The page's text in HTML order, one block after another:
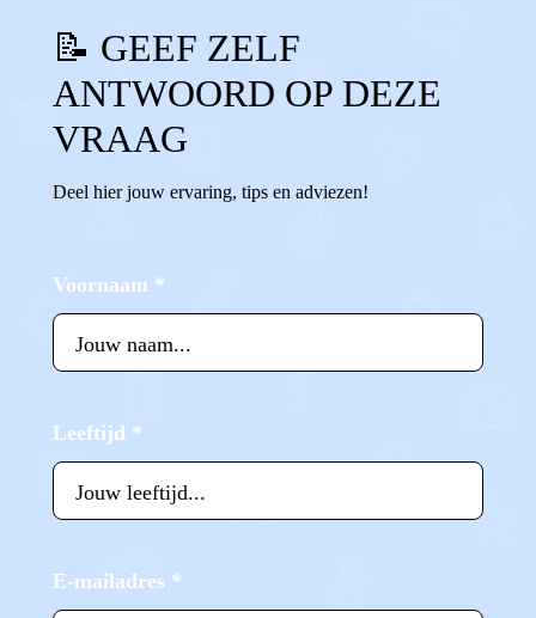
📝 GEEF ZELF
ANTWOORD OP DEZE
VRAAG
Deel hier jouw ervaring, tips en adviezen!
Voornaam *
Leeftijd *
E-mailadres *